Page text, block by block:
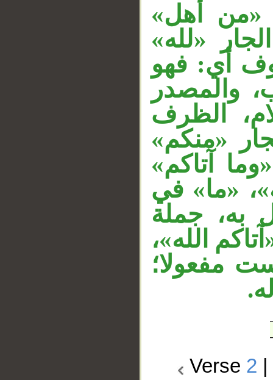
«من أهل»
«لله»
أي: فهو
والمصدر
الظرف
«منكم»
آتاكم»
«ما» في
به، جملة
الله»،
مفعولا؛
Verse 2